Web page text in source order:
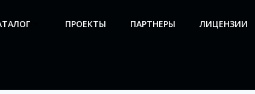
ПРОЕКТЫ ПАРТНЕРЫ ЛИЦЕНЗИИ